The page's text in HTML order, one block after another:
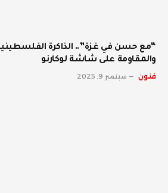
“مع حسن في غزة”.. الذاكرة
والمقاومة على شاشة لوكارنو
فنون سبتمبر 9, 2025